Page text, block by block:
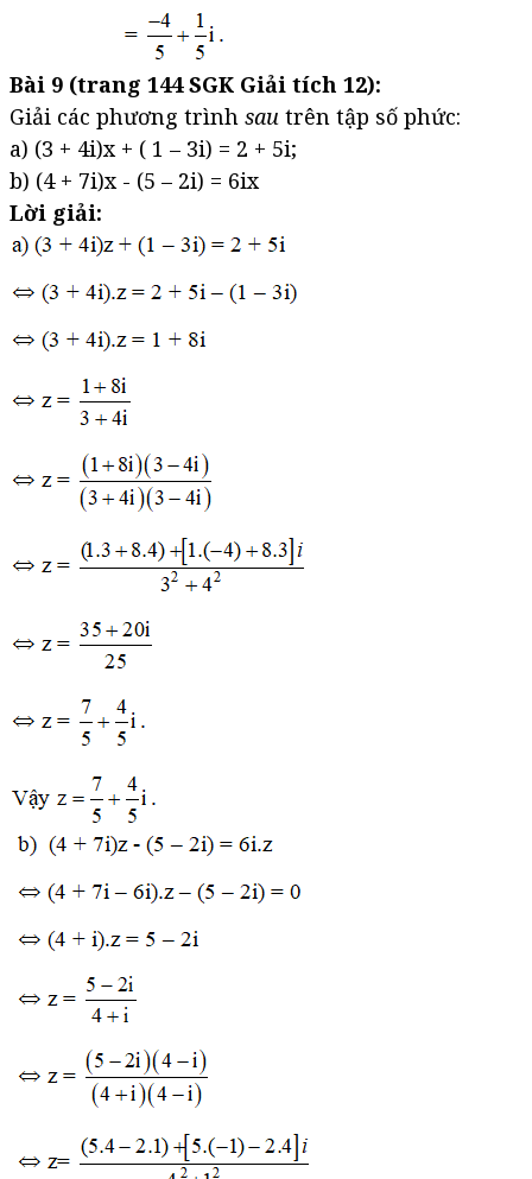
Bài 9 (trang 144 SGK Giải tích 12):
Giải các phương trình sau trên tập số phức:
a) (3 + 4i)x + ( 1 – 3i) = 2 + 5i;
b) (4 + 7i)x - (5 – 2i) = 6ix
Lời giải: